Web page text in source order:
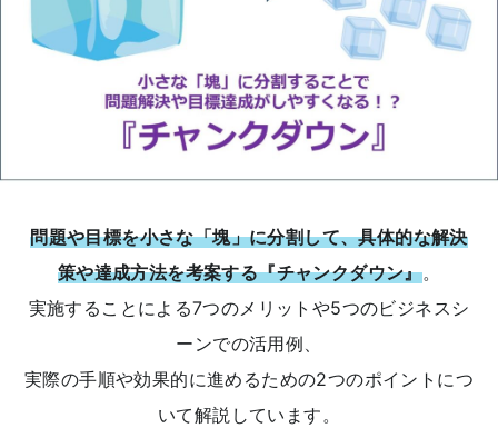
問題や目標を小さな「塊」に分割して、具体的な解決
策や達成方法を考案する『チャンクダウン』。
実施することによる7つのメリットや5つのビジネスシ
ーンでの活用例、
実際の手順や効果的に進めるための2つのポイントにつ
いて解説しています。